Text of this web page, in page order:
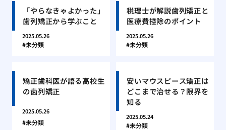
「やらなきゃよかった」
歯列矯正から学ぶこと
2025.05.26
未分類
税理士が解説歯列矯正と
医療費控除のポイント
2025.05.26
未分類
矯正歯科医が語る高校生
の歯列矯正
2025.05.26
未分類
安いマウスピース矯正は
どこまで治せる？限界を
知る
2025.05.24
未分類